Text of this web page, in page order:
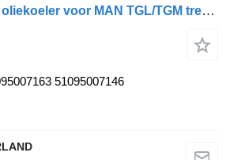
MAN 51095007163 oliekoeler voor MAN TGL/TGM trekker
51095007146